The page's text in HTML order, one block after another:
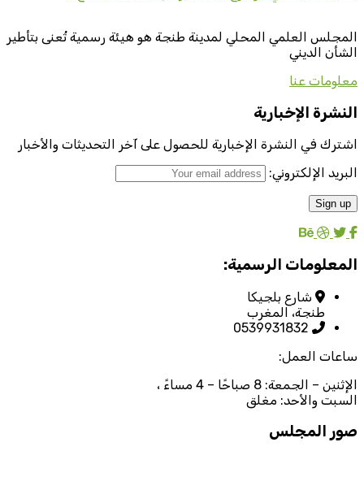
المجلس العلمي المحلي لمدينة طنجة هو هيئة رسمية تُعنى بتأطير
الشأن الديني
معلومات عنا
النشرة الإخبارية
اشترك في النشرة الإخبارية للحصول على آخر التحديثات والأخبار
البريد الإلكتروني:
المعلومات الرسمية:
شارع بلجيكا
طنجة، المغرب
0539931832
ساعات العمل:
الإثنين – الجمعة: 8 صباحًا – 4 مساءً ،
السبت والأحد: مغلق
صور المجلس